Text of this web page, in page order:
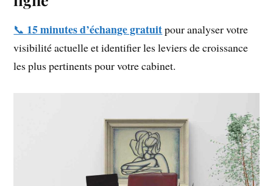
📞 15 minutes d’échange gratuitpour analyser votre
visibilité actuelle et identifier les leviers de croissance
les plus pertinents pour votre cabinet.